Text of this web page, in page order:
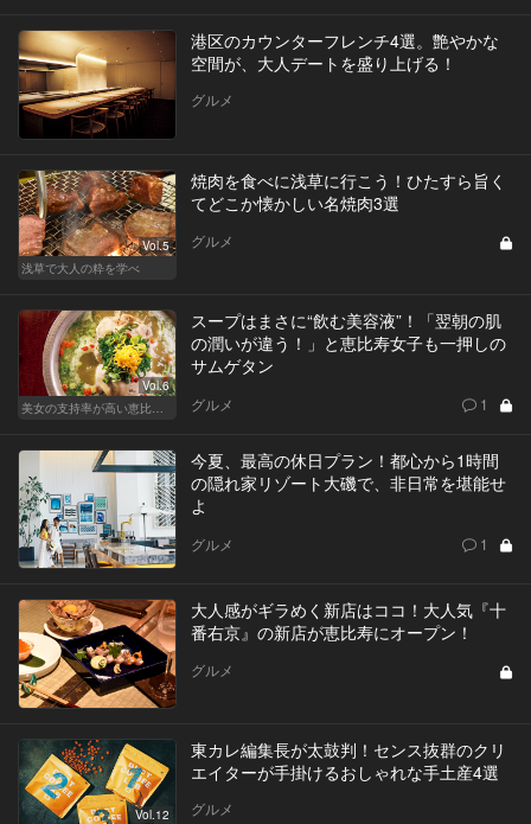
港区のカウンターフレンチ4選。艶やかな
空間が、大人デートを盛り上げる！
グルメ
Vol.5
浅草で大人の粋を学べ
焼肉を食べに浅草に行こう！ひたすら旨く
てどこか懐かしい名焼肉3選
グルメ
Vol.6
スープはまさに“飲む美容液”！「翌朝の肌
の潤いが違う！」と恵比寿女子も一押しの
サムゲタン
グルメ 1
今夏、最高の休日プラン！都心から1時間
の隠れ家リゾート大磯で、非日常を堪能せ
よ
グルメ 1
大人感がギラめく新店はココ！大人気『十
番右京』の新店が恵比寿にオープン！
グルメ
Vol.12
東カレ編集長が太鼓判！センス抜群のクリ
エイターが手掛けるおしゃれな手土産4選
グルメ